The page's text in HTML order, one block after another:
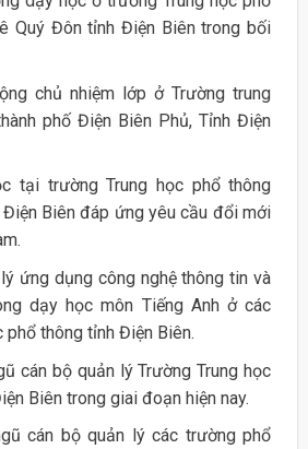
Quý Đôn tỉnh Điện Biên trong bối
chủ nhiệm lớp ở Trường trung
phố Điện Biên Phủ, Tỉnh Điện
tại trường Trung học phổ thông
Điện Biên đáp ứng yêu cầu đổi mới
ứng dụng công nghệ thông tin và
dạy học môn Tiếng Anh ở các
phổ thông tỉnh Điện Biên.
cán bộ quản lý Trường Trung học
Biên trong giai đoạn hiện nay.
cán bộ quản lý các trường phổ